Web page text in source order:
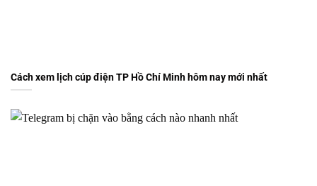
Cách xem lịch cúp điện TP Hồ Chí Minh hôm nay mới nhất